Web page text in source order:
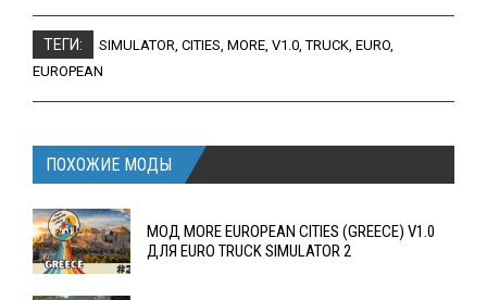
ТЕГИ: SIMULATOR, CITIES, MORE, V1.0,TRUCK, EURO,
EUROPEAN
ПОХОЖИЕ МОДЫ
МОД MORE EUROPEAN CITIES (GREECE) V1.0
ДЛЯ EURO TRUCK SIMULATOR 2